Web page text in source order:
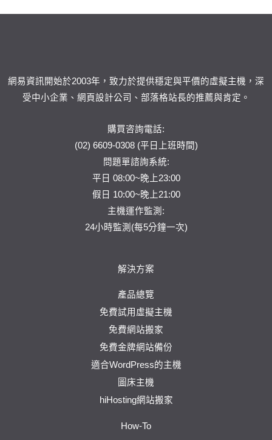
網易資訊開始於2003年，致力於提供穩定與平價的虛擬主機，深
受中小企業、網頁設計公司、部落格站長的推薦與肯定。
購買咨詢電話:
(02) 6609-0308 (平日上班時間)
問題單諮詢系統:
平日 08:00~晚上23:00
假日 10:00~晚上21:00
主機運作監測:
24小時監測(每5分鐘一次)
解決方案
產品總覽
免費試用虛擬主機
免費網站搬家
免費金牌網站備份
適合WordPress的主機
圖床主機
hiHosting網站搬家
How-To